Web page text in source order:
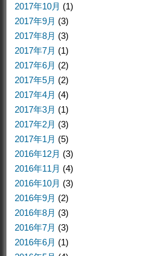
2017年10月 (1)
2017年9月 (3)
2017年8月 (3)
2017年7月 (1)
2017年6月 (2)
2017年5月 (2)
2017年4月 (4)
2017年3月 (1)
2017年2月 (3)
2017年1月 (5)
2016年12月 (3)
2016年11月 (4)
2016年10月 (3)
2016年9月 (2)
2016年8月 (3)
2016年7月 (3)
2016年6月 (1)